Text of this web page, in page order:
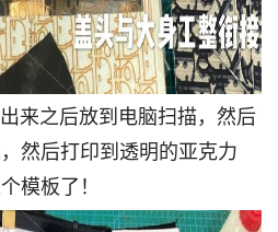
之后放到电脑扫描，然后
然后打印到透明的亚克力
模板了！